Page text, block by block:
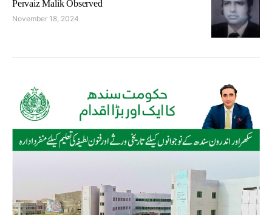
Pervaiz Malik Observed
November 18, 2024